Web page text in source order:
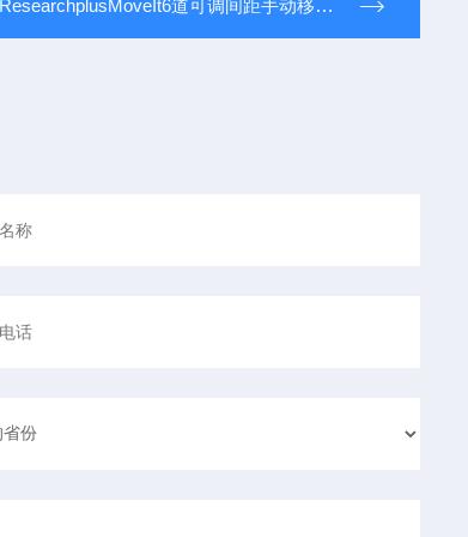
ResearchplusMoveIt6道可调间距手动移液器